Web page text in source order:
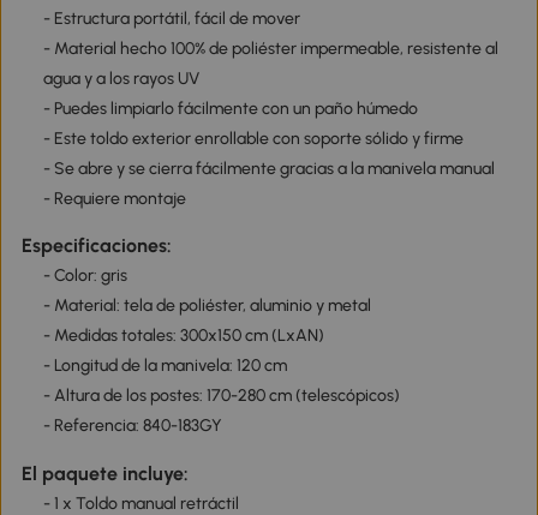
- Estructura portátil, fácil de mover
- Material hecho 100% de poliéster impermeable, resistente al
agua y a los rayos UV
- Puedes limpiarlo fácilmente con un paño húmedo
- Este toldo exterior enrollable con soporte sólido y firme
- Se abre y se cierra fácilmente gracias a la manivela manual
- Requiere montaje
Especificaciones:
- Color: gris
- Material: tela de poliéster, aluminio y metal
- Medidas totales: 300x150 cm (LxAN)
- Longitud de la manivela: 120 cm
- Altura de los postes: 170-280 cm (telescópicos)
- Referencia: 840-183GY
El paquete incluye:
- 1 x Toldo manual retráctil